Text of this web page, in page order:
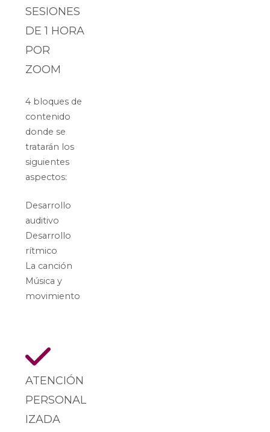
SESIONES
DE 1 HORA
POR
ZOOM
4 bloques de
contenido
donde se
tratarán los
siguientes
aspectos:
Desarrollo
auditivo
Desarrollo
rítmico
La canción
Música y
movimiento
ATENCIÓN
PERSONAL
IZADA